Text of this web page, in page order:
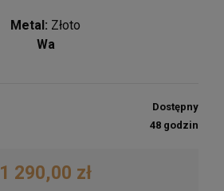
Metal: Złoto
Wa
Dostępny
48 godzin
1 290,00 zł